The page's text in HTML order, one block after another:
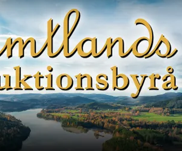
från det att vi meddelats om ångerrättens
direkt till det säljande auktionshusets adress -
skickas till paketombud.
att objektet skickas tillbaka i exakt samma
och är skyldig att paketera och hantera
det inte skadas under transporten. Vi har rätt
den värdeminskning som uppstått till
varan i större omfattning än som varit
bedöms från fall till fall. Vi försöker
snabbt som möjligt. Efter att kundens retur
för den köpta varan. Ångerrätten
av leverans av objektet då
uttryckligen har samtyckt till att tjänsten
med på att det inte finns någon ångerrätt när